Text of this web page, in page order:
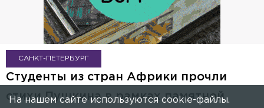
САНКТ-ПЕТЕРБУРГ
Студенты из стран Африки прочли
стихи Пушкина в рамках памятной
На нашем сайте используются cookie-файлы.